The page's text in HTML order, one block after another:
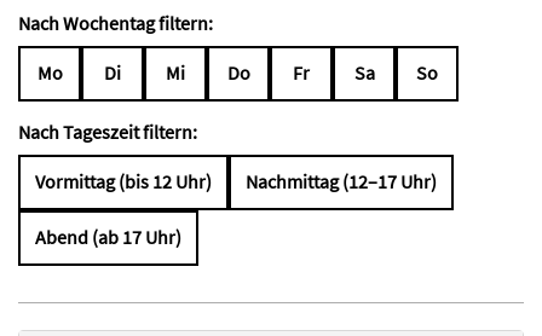
Nach Wochentag filtern:
Mo Di Mi Do Fr Sa So
Nach Tageszeit filtern:
Vormittag (bis 12 Uhr) Nachmittag (12–17 Uhr)
Abend (ab 17 Uhr)